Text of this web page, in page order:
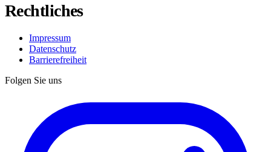
Rechtliches
Impressum
Datenschutz
Barrierefreiheit
Folgen Sie uns